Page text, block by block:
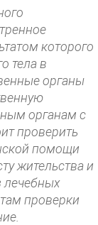
которого
тела в
органы
органам с
проверить
помощи
жительства и
лечебных
проверки